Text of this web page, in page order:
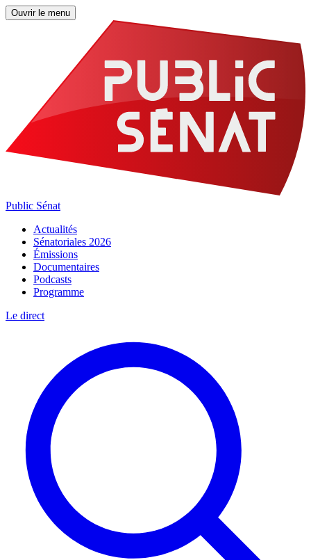
Ouvrir le menu
Public Sénat
Actualités
Sénatoriales 2026
Émissions
Documentaires
Podcasts
Programme
Le direct